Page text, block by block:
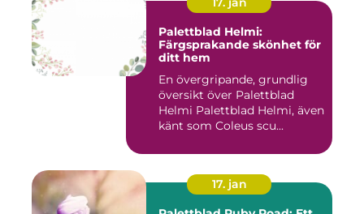
Palettblad Helmi:
Färgsprakande skönhet för
ditt hem
En övergripande, grundlig
översikt över Palettblad
Helmi Palettblad Helmi, även
känt som Coleus scu...
17. jan